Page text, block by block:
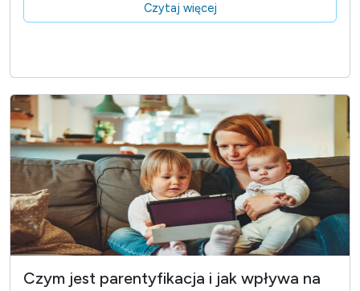
Czytaj więcej
Czym jest parentyfikacja i jak wpływa na